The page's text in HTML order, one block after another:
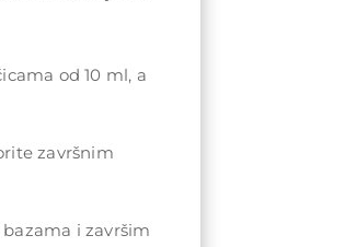
od 10 ml, a
završnim
i završim